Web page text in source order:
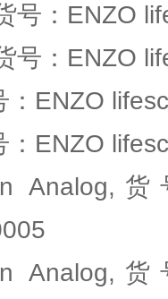
号：ENZO
号：ENZO
：ENZO
：ENZO
Analog,
Analog,